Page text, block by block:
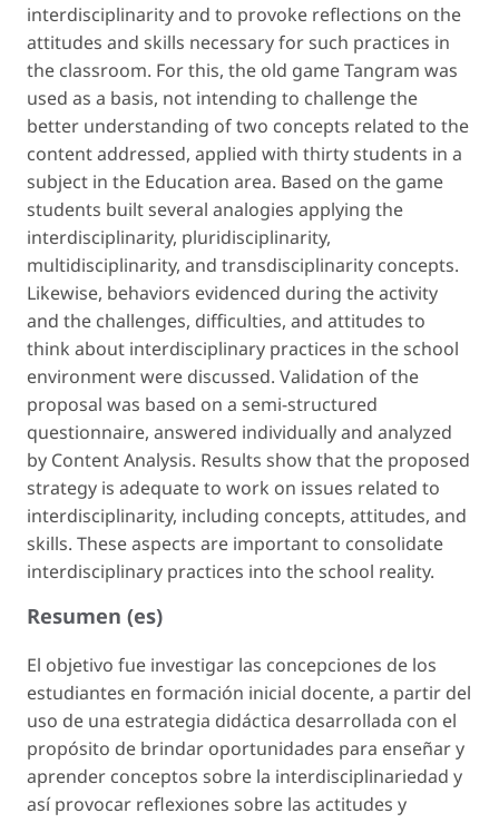
interdisciplinarity and to provoke reflections on the
attitudes and skills necessary for such practices in
the classroom. For this, the old game Tangram was
used as a basis, not intending to challenge the
better understanding of two concepts related to the
content addressed, applied with thirty students in a
subject in the ​​Education area. Based on the game
students built several analogies applying the
interdisciplinarity, pluridisciplinarity,
multidisciplinarity, and transdisciplinarity concepts.
Likewise, behaviors evidenced during the activity
and the challenges, difficulties, and attitudes to
think about interdisciplinary practices in the school
environment were discussed. Validation of the
proposal was based on a semi-structured
questionnaire, answered individually and analyzed
by Content Analysis. Results show that the proposed
strategy is adequate to work on issues related to
interdisciplinarity, including concepts, attitudes, and
skills. These aspects are important to consolidate
interdisciplinary practices into the school reality.
Resumen (es)
El objetivo fue investigar las concepciones de los
estudiantes en formación inicial docente, a partir del
uso de una estrategia didáctica desarrollada con el
propósito de brindar oportunidades para enseñar y
aprender conceptos sobre la interdisciplinariedad y
así provocar reflexiones sobre las actitudes y